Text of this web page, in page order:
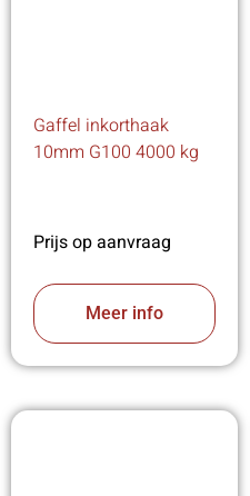
Gaffel inkorthaak
10mm G100 4000 kg
Prijs op aanvraag
Meer info